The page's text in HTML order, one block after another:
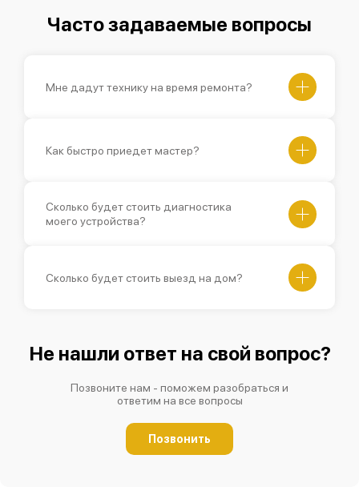
Часто задаваемые вопросы
Мне дадут технику на время ремонта?
Как быстро приедет мастер?
Сколько будет стоить диагностика
моего устройства?
Сколько будет стоить выезд на дом?
Не нашли ответ на свой вопрос?
Позвоните нам - поможем разобраться и
ответим на все вопросы
Позвонить